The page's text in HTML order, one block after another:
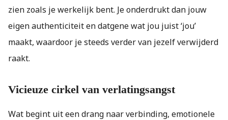
zien zoals je werkelijk bent. Je onderdrukt dan jouw
eigen authenticiteit en datgene wat jou juist ‘jou’
maakt, waardoor je steeds verder van jezelf verwijderd
raakt.
Vicieuze cirkel van verlatingsangst
Wat begint uit een drang naar verbinding, emotionele